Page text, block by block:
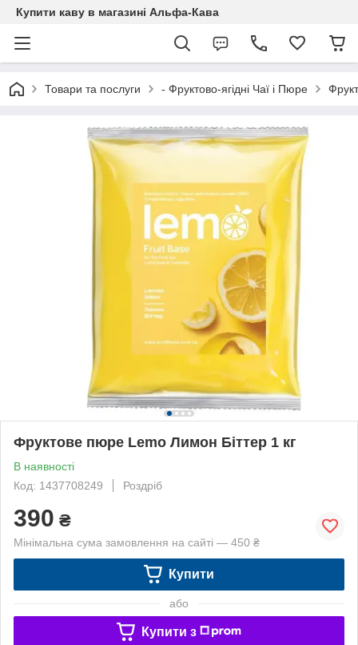
Купити каву в магазині Альфа-Кава
Товари та послуги - Фруктово-ягідні Чаї і Пюре
Фруктове пюре Lemo Лимон Біттер 1 кг
В наявності
Код: 1437708249
Роздріб
390 ₴
Мінімальна сума замовлення на сайті — 450 ₴
Купити
або
Купити з